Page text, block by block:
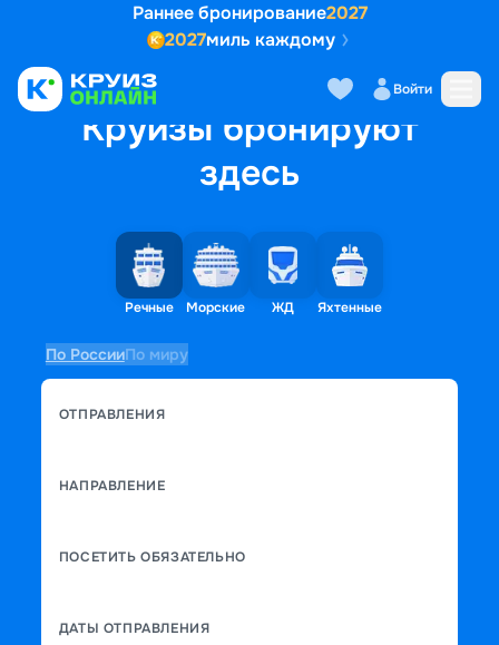
Раннее бронирование2027
2027миль каждому
Войти
Круизы бронируют
здесь
Речные Морские ЖД Яхтенные
По РоссииПо миру
ОТПРАВЛЕНИЯ
НАПРАВЛЕНИЕ
ПОСЕТИТЬ ОБЯЗАТЕЛЬНО
ДАТЫ ОТПРАВЛЕНИЯ